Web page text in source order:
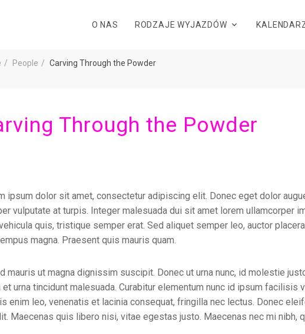
O NAS RODZAJE WYJAZDÓW
People Carving Through the Powder
Through the Powder
ipsum dolor sit amet, consectetur adipiscing elit. Donec eget dolor
vulputate at turpis. Integer malesuada dui sit amet lorem ullamcorper
quis, tristique semper erat. Sed aliquet semper leo, auctor
magna. Praesent quis mauris quam.
mauris ut magna dignissim suscipit. Donec ut urna nunc, id molestie
et urna tincidunt malesuada. Curabitur elementum nunc id ipsum facilisis
enim leo, venenatis et lacinia consequat, fringilla nec lectus. Donec
Maecenas quis libero nisi, vitae egestas justo. Maecenas nec mi nibh,